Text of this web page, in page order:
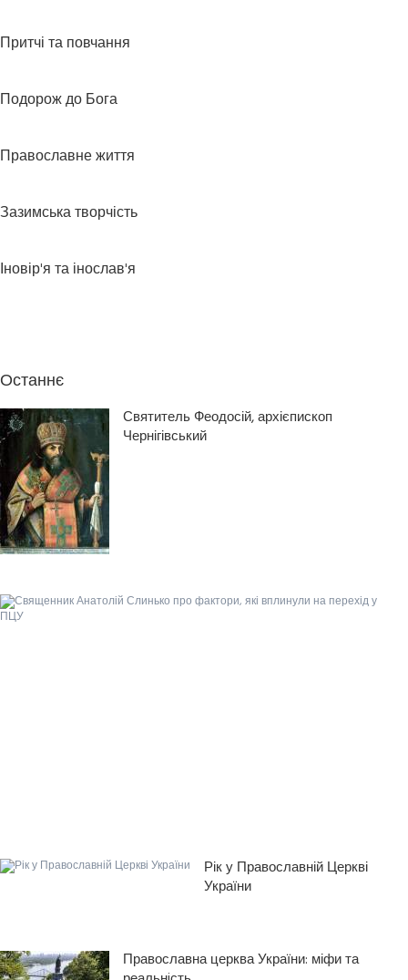
Притчі та повчання
Подорож до Бога
Православне життя
Зазимська творчість
Іновір'я та інослав'я
Останнє
Святитель Феодосій, архієпископ
Чернігівський
Рік у Православній Церкві
України
Православна церква України: міфи та